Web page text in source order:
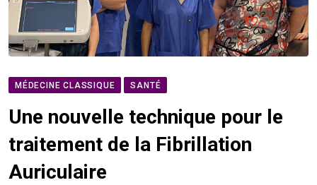
MÉDECINE CLASSIQUE SANTÉ
Une nouvelle technique pour le
traitement de la Fibrillation
Auriculaire